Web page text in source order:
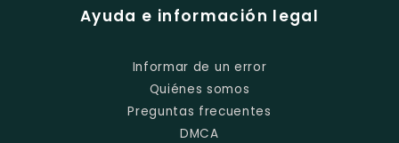
Ayuda e información legal
Informar de un error
Quiénes somos
Preguntas frecuentes
DMCA